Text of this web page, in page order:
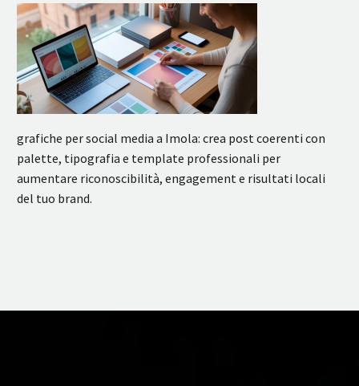
grafiche per social media a Imola: crea post coerenti con
palette, tipografia e template professionali per
aumentare riconoscibilità, engagement e risultati locali
del tuo brand.